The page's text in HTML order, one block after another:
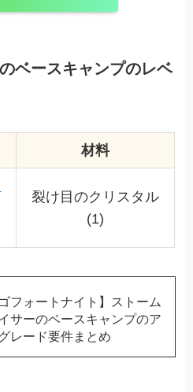
ベースキャンプのレベ
材料
裂け目のクリスタル
(1)
ゴフォートナイト】ストーム
サーのベースキャンプのア
レード要件まとめ